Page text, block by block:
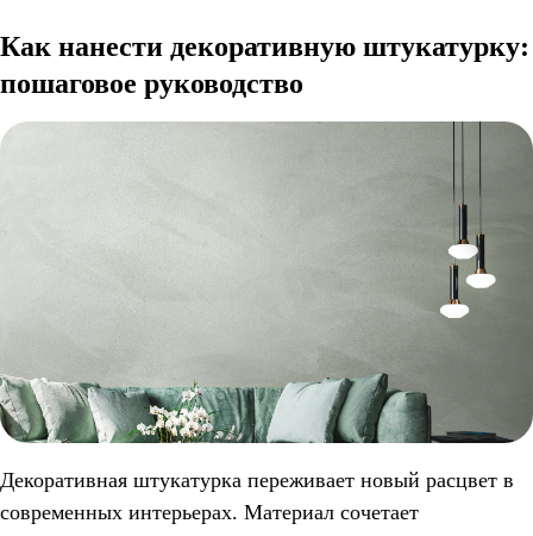
Как нанести декоративную штукатурку:
пошаговое руководство
Декоративная штукатурка переживает новый расцвет в
современных интерьерах. Материал сочетает